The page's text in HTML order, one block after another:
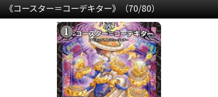
《コースター＝コーデキター》（70/80）